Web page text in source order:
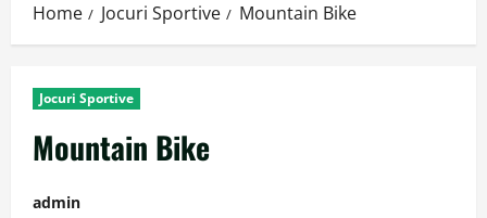
Home Jocuri Sportive Mountain Bike
Jocuri Sportive
Mountain Bike
admin